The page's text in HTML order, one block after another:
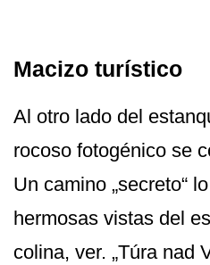
Macizo turístico
Al otro lado del
rocoso fotogénico se
Un camino „secreto“
hermosas vistas del
colina, ver. „Túra nad